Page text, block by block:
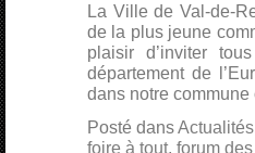
La Ville de Val-de-
de la plus jeune
plaisir d’inviter
département de
dans notre
Posté dansActualités
foire à tout, forum